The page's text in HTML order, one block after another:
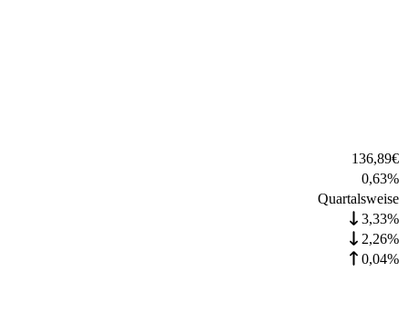
136,89€
0,63%
Quartalsweise
3,33%
2,26%
0,04%